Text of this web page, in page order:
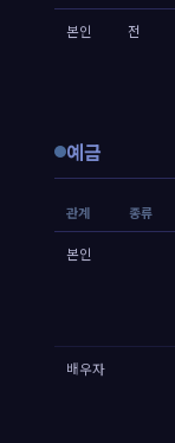
본인 전
예금
관계 종류
본인
배우자